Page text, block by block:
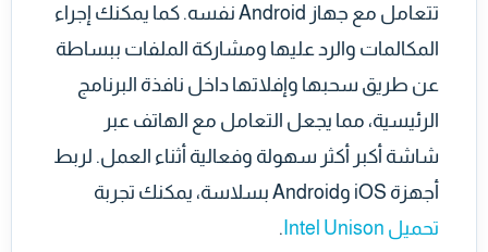
تتعامل مع جهاز Android نفسه. كما يمكنك إجراء
المكالمات والرد عليها ومشاركة الملفات ببساطة
عن طريق سحبها وإفلاتها داخل نافذة البرنامج
الرئيسية، مما يجعل التعامل مع الهاتف عبر
شاشة أكبر أكثر سهولة وفعالية أثناء العمل. لربط
أجهزة iOS وAndroid بسلاسة، يمكنك تجربة
تحميل Intel Unison
.